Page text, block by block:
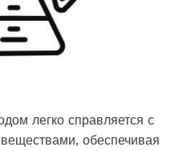
легко справляется с
обеспечивая